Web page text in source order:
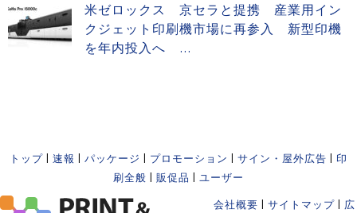
米ゼロックス 京セラと提携 産業用イン
クジェット印刷機市場に再参入 新型印機
を年内投入へ ...
トップ 速報 パッケージ プロモーション サイン・屋外広告
印
刷全般
販促品 ユーザー
会社概要 サイトマップ
広